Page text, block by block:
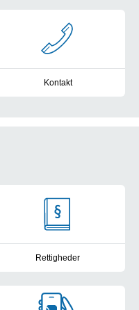
Kontakt
Rettigheder